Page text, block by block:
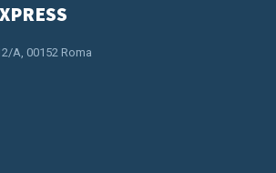
A, 00152 Roma